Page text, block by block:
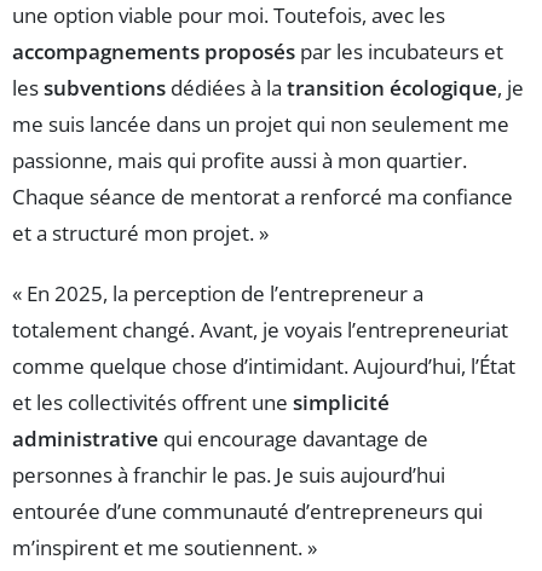
une option viable pour moi. Toutefois, avec les
accompagnements proposés par les incubateurs et
lessubventions dédiées à la transition écologique, je
me suis lancée dans un projet qui non seulement me
passionne, mais qui profite aussi à mon quartier.
Chaque séance de mentorat a renforcé ma confiance
et a structuré mon projet. »
« En 2025, la perception de l’entrepreneur a
totalement changé. Avant, je voyais l’entrepreneuriat
comme quelque chose d’intimidant. Aujourd’hui, l’État
et les collectivités offrent une simplicité
administrative qui encourage davantage de
personnes à franchir le pas. Je suis aujourd’hui
entourée d’une communauté d’entrepreneurs qui
m’inspirent et me soutiennent. »